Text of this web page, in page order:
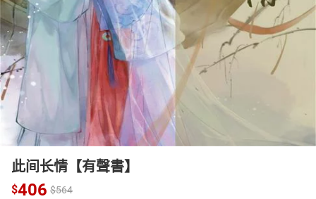
日本購物 電子/紙本書
HOT
此间长情【有聲書】
$406 $564